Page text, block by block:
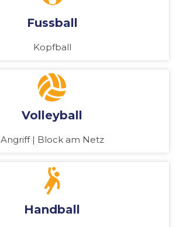
Fussball
Kopfball
Volleyball
Angriff | Block am Netz
Handball